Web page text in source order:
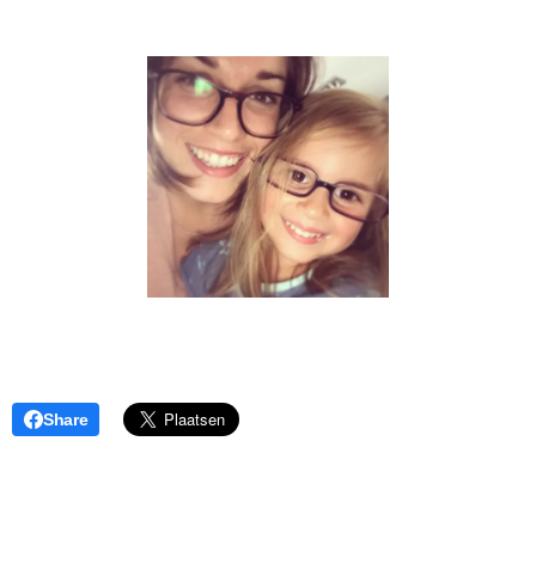
Share